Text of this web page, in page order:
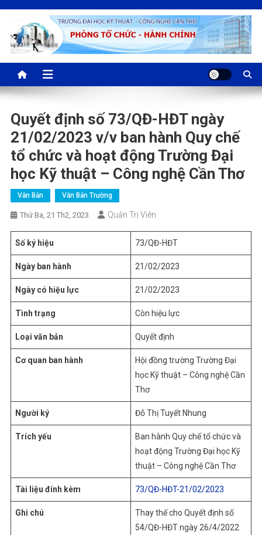
content
CTUT | Phòng Tổ chức –
Hành chính
CTUT-P.TCHC
Quyết định số 73/QĐ-HĐT ngày
21/02/2023 v/v ban hành Quy chế
tổ chức và hoạt động Trường Đại
học Kỹ thuật – Công nghệ Cần Thơ
Văn Bản Văn Bản Trường
Thứ Ba, 21 Th2, 2023 Quản Trị Viên
Số ký hiệu 73/QĐ-HĐT
Ngày ban hành 21/02/2023
Ngày có hiệu lực 21/02/2023
Tình trạng Còn hiệu lực
Loại văn bản Quyết định
Cơ quan ban hành
Hội đồng trường Trường Đại
học Kỹ thuật – Công nghệ Cần
Thơ
Người ký Đỗ Thị Tuyết Nhung
Trích yếu
Ban hành Quy chế tổ chức và
hoạt động Trường Đại học Kỹ
thuật – Công nghệ Cần Thơ
Tài liệu đính kèm 73/QĐ-HĐT-21/02/2023
Ghi chú
Thay thế cho Quyết định số
54/QĐ-HĐT ngày 26/4/2022